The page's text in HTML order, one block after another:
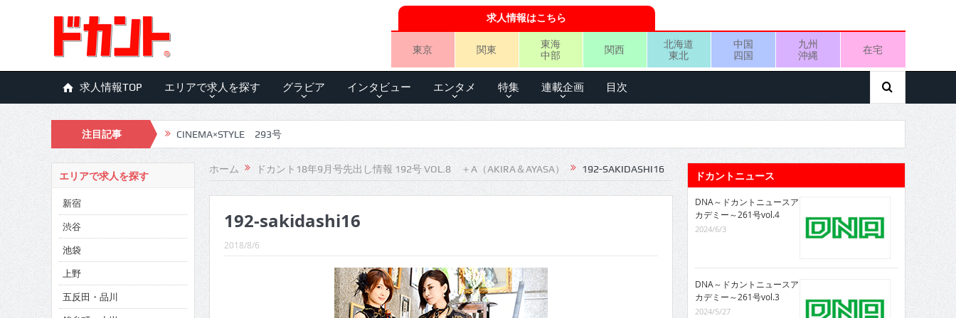
求人情報はこちら
東京 関東
東海
中部
関西
北海道
東北
中国
四国
九州
沖縄
在宅
求人情報TOP エリアで求人を探す グラビア インタビュー エンタメ 特集 連載企画 目次
注目記事 CINEMA×STYLE 293号
CINEMA×STYLE 292号
CINEMA×STYLE 291号
CINEMA×STYLE 290号
CINEMA×STYLE 289号
CINEMA×STYLE 288号
ホーム ドカント18年9月号先出し情報 192号 VOL.8 ＋A（AKIRA＆AYASA） 192-SAKIDASHI16
192-sakidashi16
2018/8/6
エリアで求人を探す
新宿
渋谷
池袋
上野
五反田・品川
ドカントニュース
DNA～ドカントニュースア
カデミー～261号vol.4
2024/6/3
DNA～ドカントニュースア
カデミー～261号vol.3
2024/5/27